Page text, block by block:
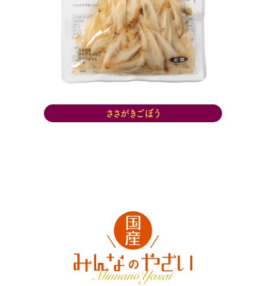
ささがきごぼう